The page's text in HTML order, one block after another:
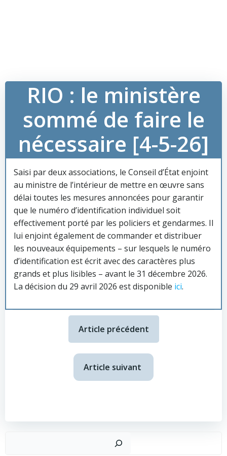
RIO : le ministère
sommé de faire le
nécessaire [4-5-26]
Saisi par deux associations, le Conseil d’État enjoint
au ministre de l’intérieur de mettre en œuvre sans
délai toutes les mesures annoncées pour garantir
que le numéro d’identification individuel soit
effectivement porté par les policiers et gendarmes. Il
lui enjoint également de commander et distribuer
les nouveaux équipements – sur lesquels le numéro
d’identification est écrit avec des caractères plus
grands et plus lisibles – avant le 31 décembre 2026.
La décision du 29 avril 2026 est disponible ici.
Article précédent
Article suivant